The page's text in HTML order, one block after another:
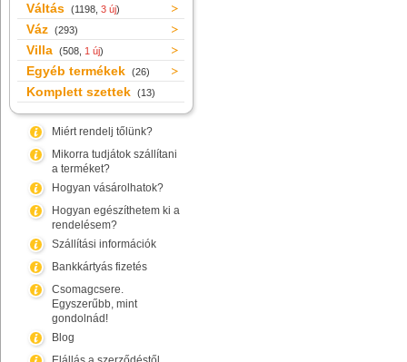
Váltás (1198, 3 új)
Váz (293)
Villa (508, 1 új)
Egyéb termékek (26)
Komplett szettek (13)
Miért rendelj tőlünk?
Mikorra tudjátok szállítani
a terméket?
Hogyan vásárolhatok?
Hogyan egészíthetem ki a
rendelésem?
Szállítási információk
Bankkártyás fizetés
Csomagcsere.
Egyszerűbb, mint
gondolnád!
Blog